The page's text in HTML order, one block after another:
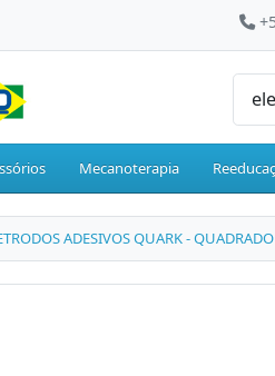
Mecanoterapia
ADESIVOS QUARK -